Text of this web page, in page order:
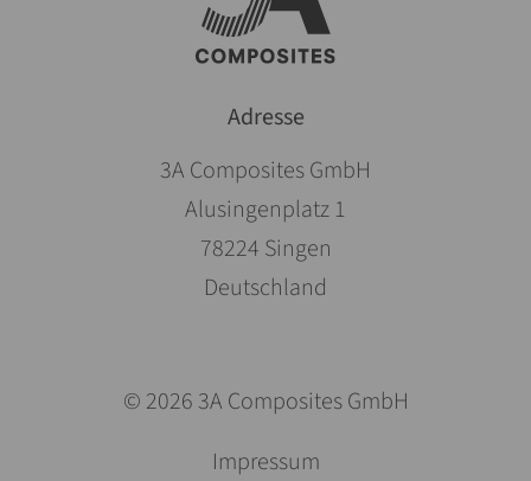
Adresse
3A Composites GmbH
Alusingenplatz 1
78224 Singen
Deutschland
© 2026 3A Composites GmbH
Impressum